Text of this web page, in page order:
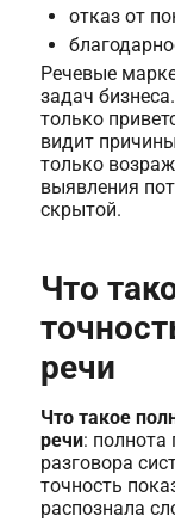
отказ от
Речевые
задач
только
видит
только
выявления
скрытой.
Что
речи
Что такое
речи: полнота
разговора
точность
распознала